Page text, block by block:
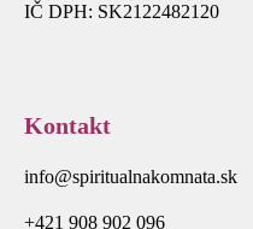
IČ DPH: SK2122482120
Kontakt
info@spiritualnakomnata.sk
+421 908 902 096